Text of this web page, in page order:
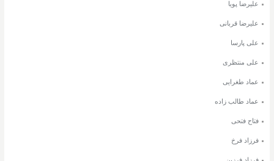
علیرضا پویا
علیرضا قربانی
علی پارسا
علی منتظری
عماد طغرایی
عماد طالب زاده
فتاح فتحی
فرزاد فرخ